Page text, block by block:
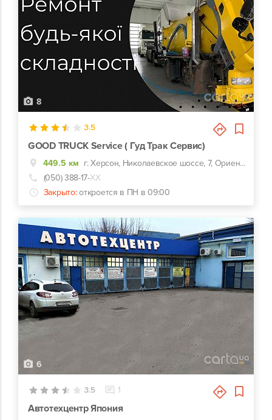
8
3.5
GOOD TRUCK Service ( Гуд Трак Сервис)
449.5 км
г. Херсон, Николаевское шоссе, 7, Ориентир фольксваген центр
(050) 388-17-ХХ
Закрыто: откроется в ПН в 09:00
6
3.5 1
Автотехцентр Япония